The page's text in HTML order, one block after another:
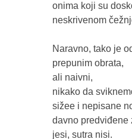
onima koji su
neskrivenom
Naravno, tako je
prepunim obrata,
ali naivni,
nikako da
sižee i nepisane
davno predviđene
jesi, sutra nisi.